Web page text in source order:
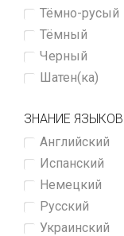
Тёмно-русый
Тёмный
Черный
Шатен(ка)
ЗНАНИЕ ЯЗЫКОВ
Английский
Испанский
Немецкий
Русский
Украинский